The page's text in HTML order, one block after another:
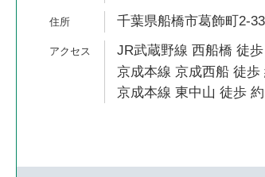
千葉県船橋市葛飾町2-
JR武蔵野線 西船橋 徒
京成本線 京成西船 徒歩
京成本線 東中山 徒歩